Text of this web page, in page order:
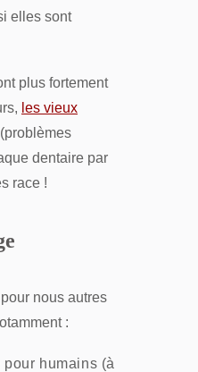
elles sont
plus fortement
les vieux
dentaire par
race !
nous autres
:
humains (à